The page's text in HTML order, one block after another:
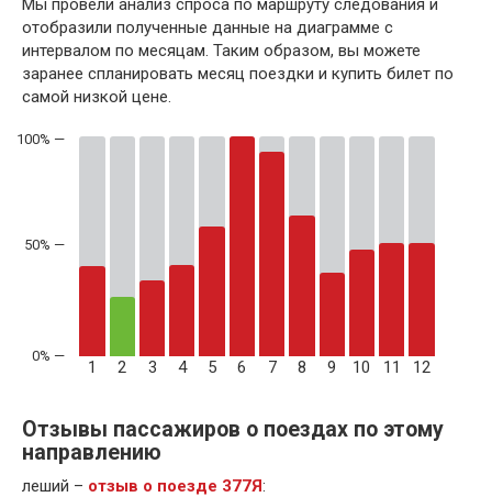
Мы провели анализ спроса по маршруту следования и
отобразили полученные данные на диаграмме с
интервалом по месяцам. Таким образом, вы можете
заранее спланировать месяц поездки и купить билет по
самой низкой цене.
50% —
1 2 3 4 5 6 7 8 9 10 11 12
Отзывы пассажиров о поездах по этому
направлению
леший – отзыв о поезде 377Я: